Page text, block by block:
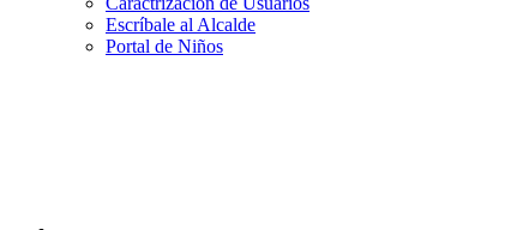
Escríbale al Alcalde
Portal de Niños